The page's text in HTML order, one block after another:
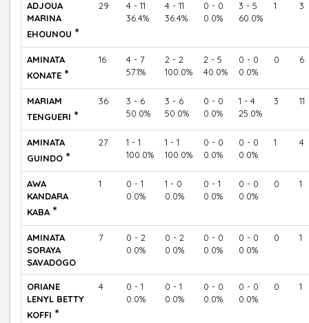
ADJOUA
MARINA
EHOUNOU *
29
4 - 11
36.4%
4 - 11
36.4%
0 - 0
0.0%
3 - 5
60.0%
1 3
AMINATA
KONATE *
16
4 - 7
57.1%
2 - 2
100.0%
2 - 5
40.0%
0 - 0
0.0%
0 6
MARIAM
TENGUERI *
36
3 - 6
50.0%
3 - 6
50.0%
0 - 0
0.0%
1 - 4
25.0%
3 11
AMINATA
GUINDO *
27
1 - 1
100.0%
1 - 1
100.0%
0 - 0
0.0%
0 - 0
0.0%
1 4
AWA
KANDARA
KABA *
1
0 - 1
0.0%
1 - 0
0.0%
0 - 1
0.0%
0 - 0
0.0%
0 1
AMINATA
SORAYA
SAVADOGO
7
0 - 2
0.0%
0 - 2
0.0%
0 - 0
0.0%
0 - 0
0.0%
0 1
ORIANE
LENYL BETTY
KOFFI *
4
0 - 1
0.0%
0 - 1
0.0%
0 - 0
0.0%
0 - 0
0.0%
0 1